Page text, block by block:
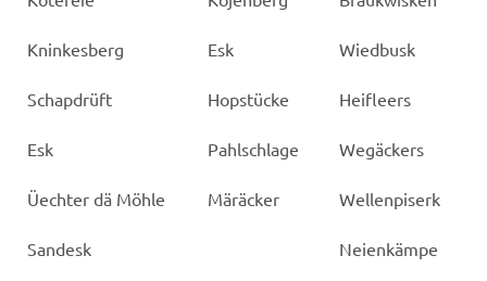
Kninkesberg Esk Wiedbusk
Schapdrüft Hopstücke Heifleers
Esk Pahlschlage Wegäckers
Üechter dä Möhle Märäcker Wellenpiserk
Sandesk Neienkämpe